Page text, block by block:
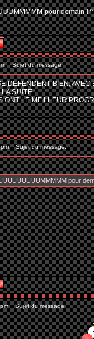
pour demain !
Sujet du message:
DEFENDENT BIEN,
SUITE
ONT LE MEILLEUR
Sujet du message:
pour
Sujet du message: